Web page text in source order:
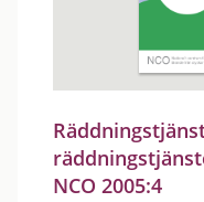
NCO 2005:4